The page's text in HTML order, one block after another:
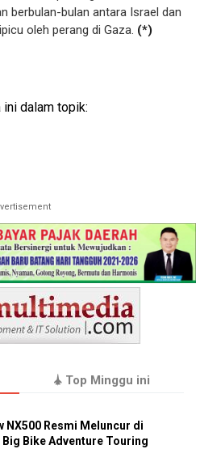
berbulan-bulan antara Israel dan
oleh perang di Gaza. (*)
dalam topik:
Top Minggu ini
NX500 Resmi Meluncur di
Big Bike Adventure Touring